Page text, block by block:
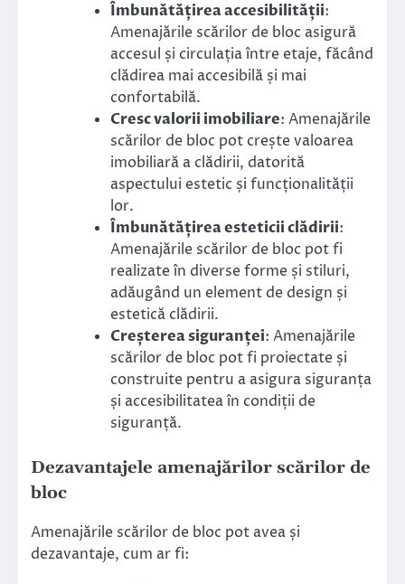
Îmbunătățirea accesibilității:
Amenajările scărilor de bloc asigură
accesul și circulația între etaje, făcând
clădirea mai accesibilă și mai
confortabilă.
Cresc valorii imobiliare: Amenajările
scărilor de bloc pot crește valoarea
imobiliară a clădirii, datorită
aspectului estetic și funcționalității
lor.
Îmbunătățirea esteticii clădirii:
Amenajările scărilor de bloc pot fi
realizate în diverse forme și stiluri,
adăugând un element de design și
estetică clădirii.
Creșterea siguranței: Amenajările
scărilor de bloc pot fi proiectate și
construite pentru a asigura siguranța
și accesibilitatea în condiții de
siguranță.
Dezavantajele amenajărilor scărilor de
bloc
Amenajările scărilor de bloc pot avea și
dezavantaje, cum ar fi: